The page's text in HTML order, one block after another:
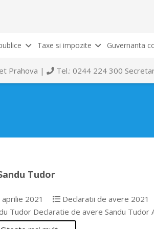
Taxe si impozite Guvernanta
Prahova | Tel.: 0244 224 300
Tudor
aprilie 2021
Declaratii de avere 2021
Tudor Declaratie de avere Sandu